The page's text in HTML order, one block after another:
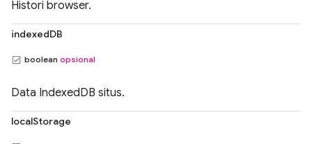
Histori browser.
indexedDB
boolean opsional
Data IndexedDB situs.
localStorage